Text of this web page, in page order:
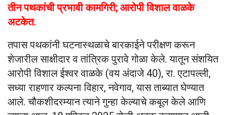
तीन पथकांची प्रभावी कामगिरी; आरोपी विशाल वाळके
अटकेत.
तपास पथकांनी घटनास्थळाचे बारकाईने परीक्षण करून
शेजारील साक्षीदार व तांत्रिक पुरावे गोळा केले. यातून संशयित
आरोपी विशाल ईश्वर वाळके (वय अंदाजे 40), रा. एटापल्ली,
सध्या राहणार कल्पना विहार, नवेगाव, यास ताब्यात घेण्यात
आले. चौकशीदरम्यान त्याने गुन्हा केल्याचे कबूल केले आणि